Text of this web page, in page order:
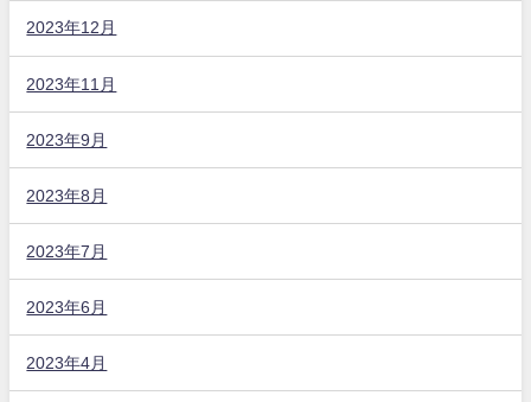
2023年12月
2023年11月
2023年9月
2023年8月
2023年7月
2023年6月
2023年4月